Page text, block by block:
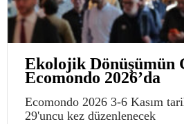
Ekolojik Dönüşümün
Ecomondo 2026’da
Ecomondo 2026 3-6 Kasım
29'uncu kez düzenlenecek